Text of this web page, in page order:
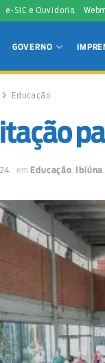
e-SIC e Ouvidoria
GOVERNO
Educação
em Educação, Ibiúna,